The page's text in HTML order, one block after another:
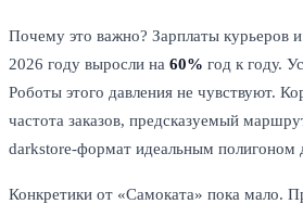
Почему это важно? Зарплаты курьеров
2026 году выросли на 60% год к году.
Роботы этого давления не чувствуют.
частота заказов, предсказуемый
darkstore-формат идеальным полигоном
Конкретики от «Самоката» пока мало.